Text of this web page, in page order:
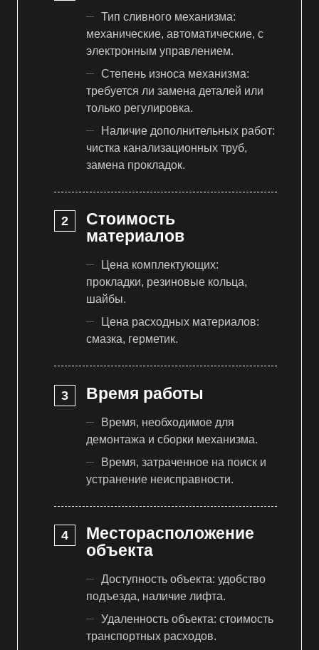
Тип сливного механизма:
механические, автоматические, с
электронным управлением.
Степень износа механизма:
требуется ли замена деталей или
только регулировка.
Наличие дополнительных работ:
чистка канализационных труб,
замена прокладок.
Стоимость
материалов
Цена комплектующих:
прокладки, резиновые кольца,
шайбы.
Цена расходных материалов:
смазка, герметик.
Время работы
Время, необходимое для
демонтажа и сборки механизма.
Время, затраченное на поиск и
устранение неисправности.
Месторасположение
объекта
Доступность объекта: удобство
подъезда, наличие лифта.
Удаленность объекта: стоимость
транспортных расходов.